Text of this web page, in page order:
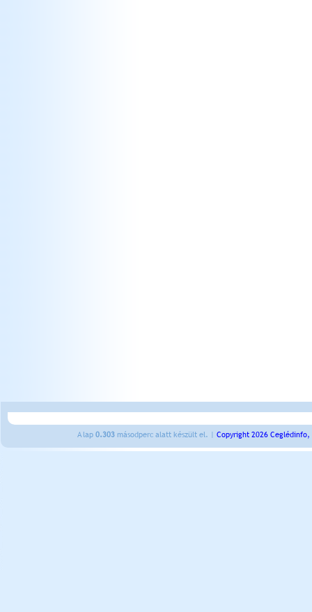
A lap 0.303 másodperc alatt készült el. | Copyright 2026